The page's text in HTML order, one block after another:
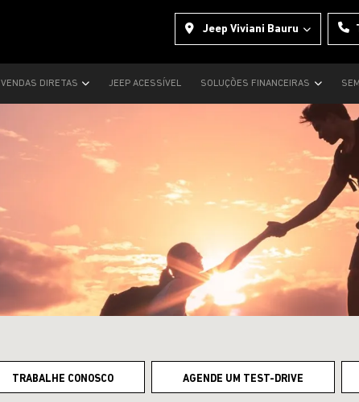
Jeep Viviani Bauru
VENDAS DIRETAS JEEP ACESSÍVEL SOLUÇÕES FINANCEIRAS
TRABALHE CONOSCO AGENDE UM TEST-DRIVE